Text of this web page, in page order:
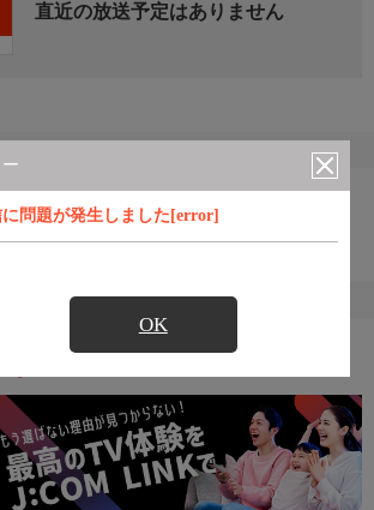
問題が発生しました[error]
OK
直近の放送予定はありません
すすめ番組
情報